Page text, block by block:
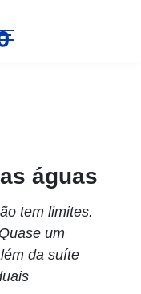
águas
tem limites.
um
da suíte